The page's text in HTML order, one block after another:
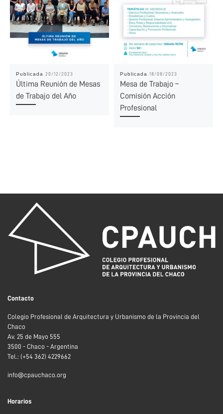
Publicada 20/12/2023
Última Reunión de Mesas
de Trabajo del Año
Publicada 18/08/2023
Mesa de Trabajo –
Comisión Acción
Profesional
Contacto
Colegio Profesional de Arquitectura y Urbanismo de la Provincia del
Chaco
Av. 25 de Mayo 555
3500 - Chaco - Argentina
Tel.: (+54 362) 4229662
info@cpauchaco.org
Horarios